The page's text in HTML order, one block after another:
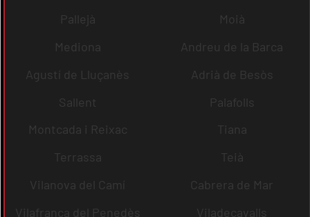
Pallejà
Moià
Mediona
Andreu de la Barca
Agustí de Lluçanès
Adrià de Besòs
Sallent
Palafolls
Montcada i Reixac
Tiana
Terrassa
Teià
Vilanova del Camí
Cabrera de Mar
Vilafranca del Penedès
Viladecavalls